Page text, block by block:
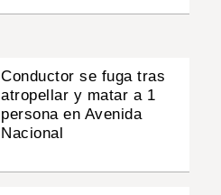
Conductor se fuga tras
atropellar y matar a 1
persona en Avenida
Nacional